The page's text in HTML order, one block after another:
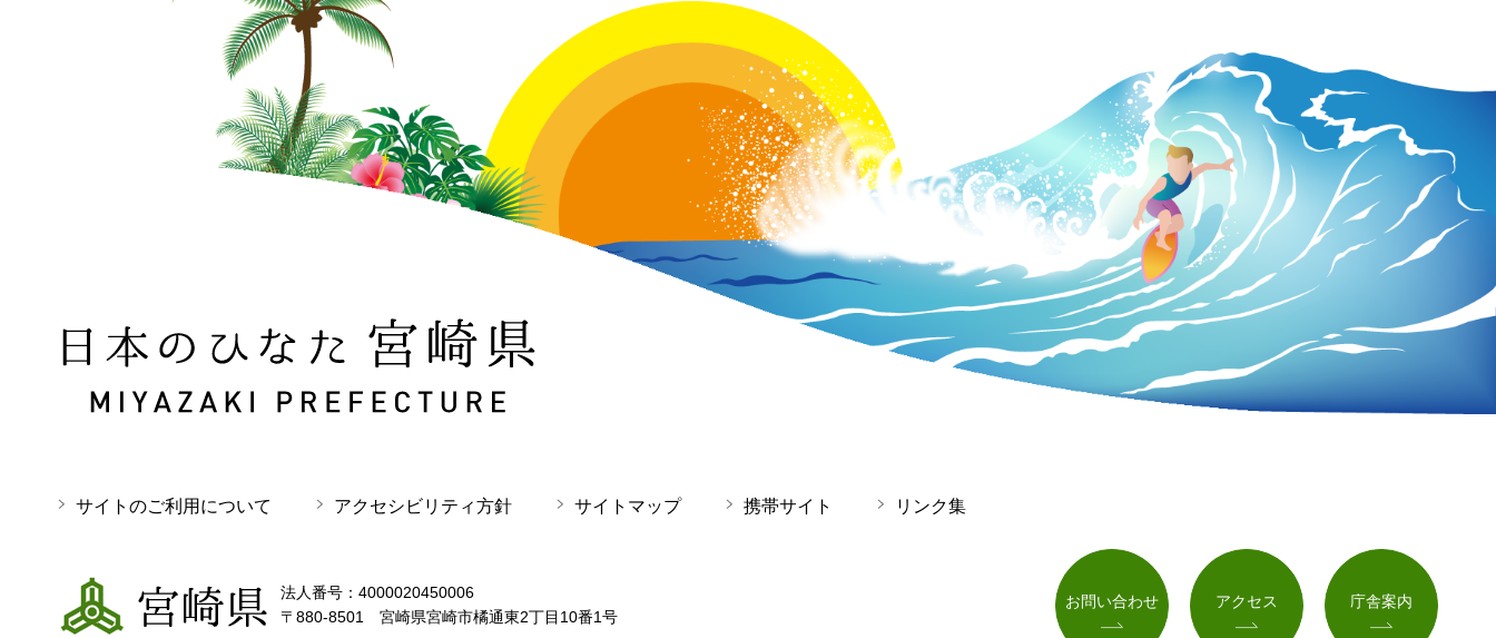
日本のひなた 宮崎県 MIYAZAKI PREFECTURE
サイトのご利用について アクセシビリティ方針 サイトマップ 携帯サイト リンク集
宮崎県
法人番号：4000020450006
〒880-8501 宮崎県宮崎市橘通東2丁目10番1号
お問い合わせ アクセス 庁舎案内